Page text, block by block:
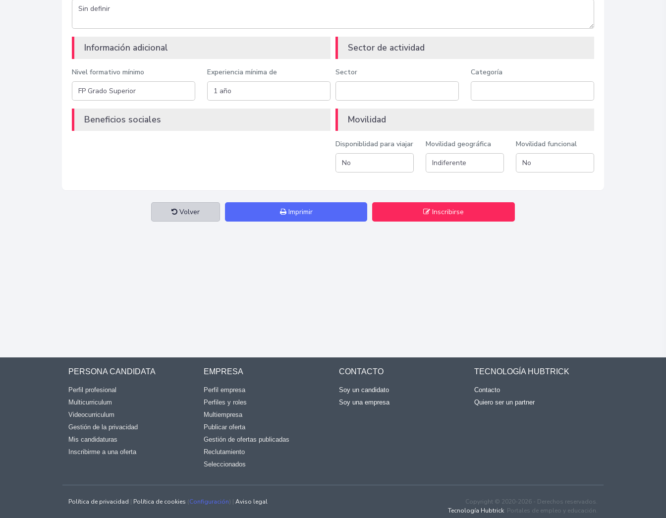
Información adicional
Nivel formativo mínimo Experiencia mínima de
Sector de actividad
Sector Categoría
Beneficios sociales Movilidad
Disponiblidad para viajar Movilidad geográfica Movilidad funcional
Volver Imprimir Inscribirse
PERSONA CANDIDATA
Perfil profesional
Multicurriculum
Videocurriculum
Gestión de la privacidad
Mis candidaturas
Inscribirme a una oferta
EMPRESA
Perfil empresa
Perfiles y roles
Multiempresa
Publicar oferta
Gestión de ofertas publicadas
Reclutamiento
Seleccionados
CONTACTO
Soy un candidato
Soy una empresa
TECNOLOGÍA HUBTRICK
Contacto
Quiero ser un partner
Política de privacidad | Política de cookies (Configuración) | Aviso legal
Copyright © 2020-2026 - Derechos reservados.
Tecnología Hubtrick: Portales de empleo y educación.